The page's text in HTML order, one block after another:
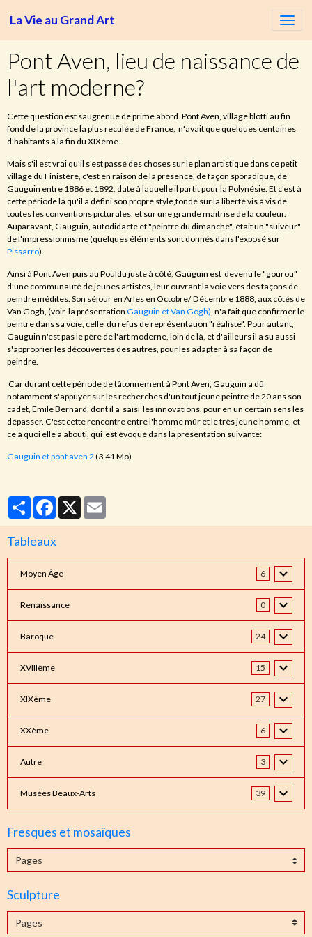
La Vie au Grand Art
Pont Aven, lieu de naissance de
l'art moderne?
Cette question est saugrenue de prime abord. Pont Aven, village blotti au fin
fond de la province la plus reculée de France, n'avait que quelques centaines
d'habitants à la fin du XIXème.
Mais s'il est vrai qu'il s'est passé des choses sur le plan artistique dans ce petit
village du Finistère, c'est en raison de la présence, de façon sporadique, de
Gauguin entre 1886 et 1892, date à laquelle il partit pour la Polynésie. Et c'est à
cette période là qu'il a défini son propre style,fondé sur la liberté vis à vis de
toutes les conventions picturales, et sur une grande maitrise de la couleur.
Auparavant, Gauguin, autodidacte et "peintre du dimanche", était un "suiveur"
de l'impressionnisme (quelques éléments sont donnés dans l'exposé sur
Pissarro).
Ainsi à Pont Aven puis au Pouldu juste à côté, Gauguin est devenu le "gourou"
d'une communauté de jeunes artistes, leur ouvrant la voie vers des façons de
peindre inédites. Son séjour en Arles en Octobre/ Décembre 1888, aux côtés de
Van Gogh, (voir la présentation Gauguin et Van Gogh), n'a fait que confirmer le
peintre dans sa voie, celle du refus de représentation "réaliste". Pour autant,
Gauguin n'est pas le père de l'art moderne, loin de là, et d'ailleurs il a su aussi
s'approprier les découvertes des autres, pour les adapter à sa façon de
peindre.
Car durant cette période de tâtonnement à Pont Aven, Gauguin a dû
notamment s'appuyer sur les recherches d'un tout jeune peintre de 20 ans son
cadet, Emile Bernard, dont il a saisi les innovations, pour en un certain sens les
dépasser. C'est cette rencontre entre l'homme mûr et le très jeune homme, et
ce à quoi elle a abouti, qui est évoqué dans la présentation suivante:
Gauguin et pont aven 2(3.41 Mo)
PartagerFacebook
X
Tableaux
Moyen Âge 6
Renaissance 0
Baroque 24
XVIIIème 15
XIXème 27
XXème 6
Autre 3
Musées Beaux-Arts 39
Fresques et mosaïques
Sculpture